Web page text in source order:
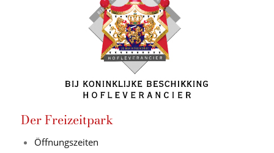
Der Freizeitpark
Öffnungszeiten